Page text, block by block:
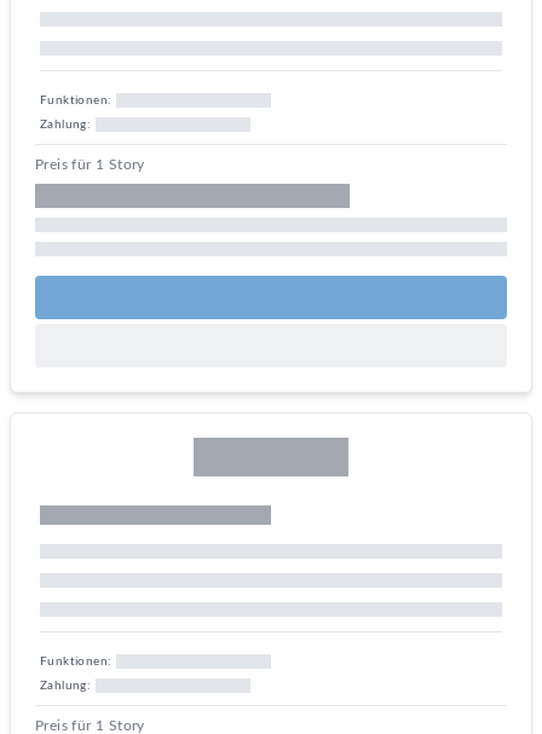
Funktionen:
Zahlung:
Preis für 1 Story
Funktionen:
Zahlung:
Preis für 1 Story